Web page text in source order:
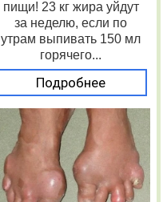
пищи! 23 кг жира уйдут
за неделю, если по
утрам выпивать 150 мл
горячего...
Подробнее